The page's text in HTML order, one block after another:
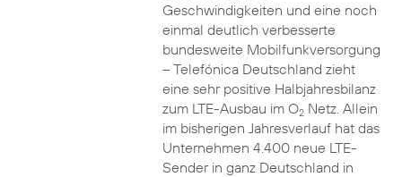
Geschwindigkeiten und eine noch
einmal deutlich verbesserte
bundesweite Mobilfunkversorgung
– Telefónica Deutschland zieht
eine sehr positive Halbjahresbilanz
zum LTE-Ausbau im O2Netz. Allein
im bisherigen Jahresverlauf hat das
Unternehmen 4.400 neue LTE-
Sender in ganz Deutschland in